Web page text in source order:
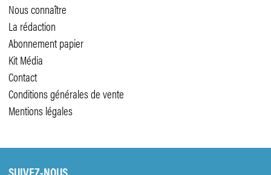
Nous connaître
La rédaction
Abonnement papier
Kit Média
Contact
Conditions générales de vente
Mentions légales